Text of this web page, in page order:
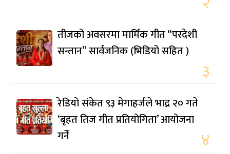
तीजको अवसरमा मार्मिक गीत “परदेशी
सन्तान” सार्वजनिक (भिडियो सहित )
३
रेडियो संकेत ९३ मेगाहर्जले भाद्र २० गते
‘बृहत तिज गीत प्रतियोगिता’ आयोजना
गर्ने
४